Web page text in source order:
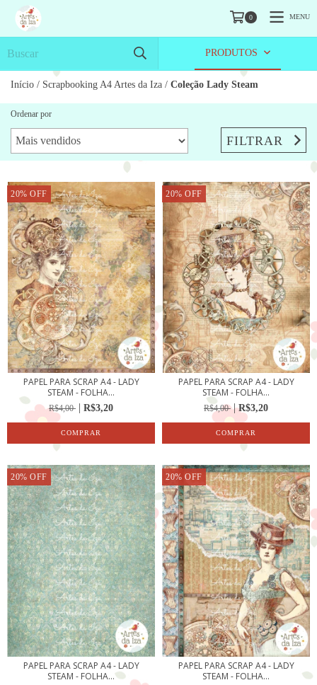
0 MENU
PRODUTOS
Início / Scrapbooking A4 Artes da Iza / Coleção Lady Steam
Ordenar por
FILTRAR
20% OFF
PAPEL PARA SCRAP A4 - LADY
STEAM - FOLHA...
R$4,00 R$3,20
20% OFF
PAPEL PARA SCRAP A4 - LADY
STEAM - FOLHA...
R$4,00 R$3,20
20% OFF
PAPEL PARA SCRAP A4 - LADY
STEAM - FOLHA...
20% OFF
PAPEL PARA SCRAP A4 - LADY
STEAM - FOLHA...